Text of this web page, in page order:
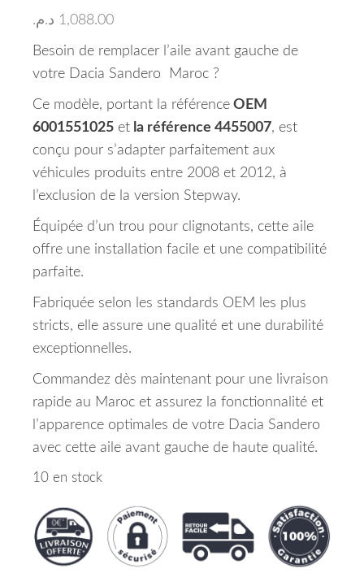
1,088.00 د.م.
Besoin de remplacer l’aile avant gauche de
votre Dacia Sandero Maroc ?
Ce modèle, portant la référence OEM
6001551025 et la référence 4455007, est
conçu pour s’adapter parfaitement aux
véhicules produits entre 2008 et 2012, à
l’exclusion de la version Stepway.
Équipée d’un trou pour clignotants, cette aile
offre une installation facile et une compatibilité
parfaite.
Fabriquée selon les standards OEM les plus
stricts, elle assure une qualité et une durabilité
exceptionnelles.
Commandez dès maintenant pour une livraison
rapide au Maroc et assurez la fonctionnalité et
l’apparence optimales de votre Dacia Sandero
avec cette aile avant gauche de haute qualité.
10 en stock